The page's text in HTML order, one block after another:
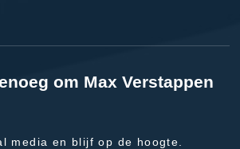
om Max Verstappen
media en blijf op de hoogte.